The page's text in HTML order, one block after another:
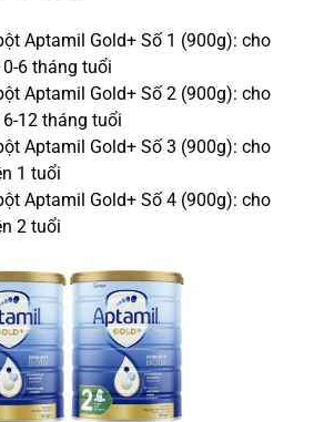
Aptamil Gold+ Số 1 (900g): cho
6 tháng tuổi
Aptamil Gold+ Số 2 (900g): cho
12 tháng tuổi
Aptamil Gold+ Số 3 (900g): cho
1 tuổi
Aptamil Gold+ Số 4 (900g): cho
2 tuổi